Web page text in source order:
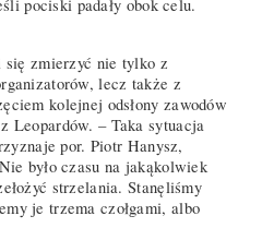
pociski padały obok celu.
zmierzyć nie tylko z
lecz także z
kolejnej odsłony zawodów
Leopardów. – Taka sytuacja
por. Piotr Hanysz,
było czasu na jakąkolwiek
strzelania. Stanęliśmy
je trzema czołgami, albo